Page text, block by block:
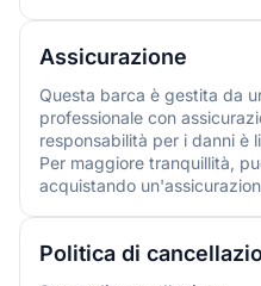
Assicurazione
Questa barca è gestita da
professionale con
responsabilità per i danni è
Per maggiore tranquillità,
acquistando
Politica di